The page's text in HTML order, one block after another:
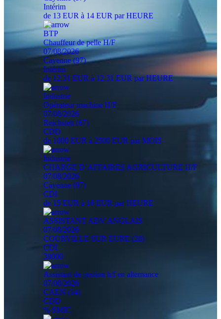
Intérim
de 13 EUR à 14 EUR par HEURE
BTP
Chauffeur de pelle H/F
07/08/2026
Cayenne (97)
Intérim
de 12.31 EUR à 12.31 EUR par HEURE
Industrie
Opérateur machine H/F
07/08/2026
Reichstett (67)
CDD
de 1800 EUR à 2500 EUR par MOIS
Industrie
CHARGE D’AFFAIRES AGRICULTURE H/F
07/08/2026
Cayenne (97)
CDI
de 15 EUR à 16 EUR par HEURE
ASSISTANT ADV ANGLAIS
07/08/2026
COURVILLE SUR EURE (28)
CDI
38000
Assistant de gestion h/f en alternance
07/08/2026
CAEN (14)
CDD
% SMIC